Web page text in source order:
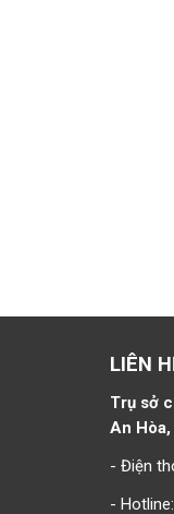
LIÊN
Trụ sở
An Hòa,
- Điện
-